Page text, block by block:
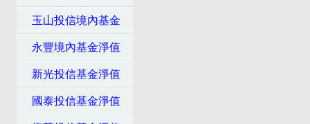
玉山投信境內基金
永豐境內基金淨值
新光投信基金淨值
國泰投信基金淨值